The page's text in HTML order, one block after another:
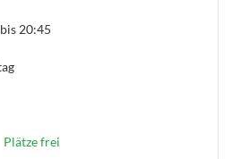
20:45
Plätze frei